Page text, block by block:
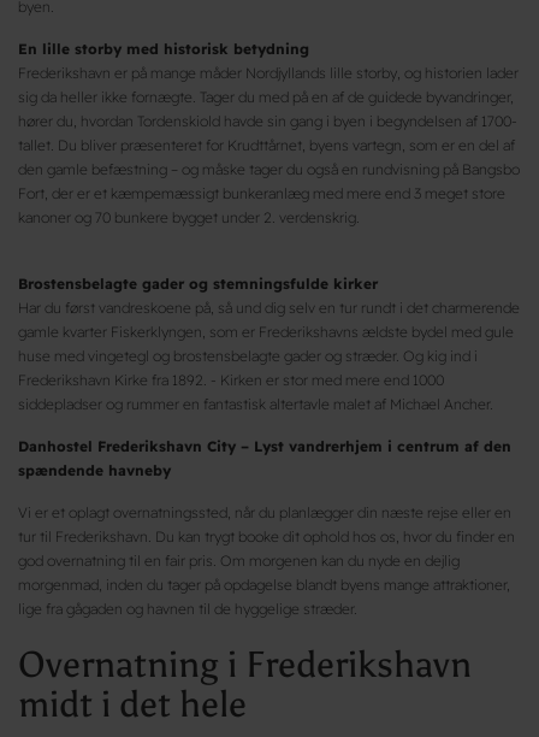
byen.
En lille storby med historisk betydning
Frederikshavn er på mange måder Nordjyllands lille storby, og historien lader
sig da heller ikke fornægte. Tager du med på en af de guidede byvandringer,
hører du, hvordan Tordenskiold havde sin gang i byen i begyndelsen af 1700-
tallet. Du bliver præsenteret for Krudttårnet, byens vartegn, som er en del af
den gamle befæstning – og måske tager du også en rundvisning på Bangsbo
Fort, der er et kæmpemæssigt bunkeranlæg med mere end 3 meget store
kanoner og 70 bunkere bygget under 2. verdenskrig.
Brostensbelagte gader og stemningsfulde kirker
Har du først vandreskoene på, så und dig selv en tur rundt i det charmerende
gamle kvarter Fiskerklyngen, som er Frederikshavns ældste bydel med gule
huse med vingetegl og brostensbelagte gader og stræder. Og kig ind i
Frederikshavn Kirke fra 1892. - Kirken er stor med mere end 1000
siddepladser og rummer en fantastisk altertavle malet af Michael Ancher.
Danhostel Frederikshavn City – Lyst vandrerhjem i centrum af den
spændende havneby
Vi er et oplagt overnatningssted, når du planlægger din næste rejse eller en
tur til Frederikshavn. Du kan trygt booke dit ophold hos os, hvor du finder en
god overnatning til en fair pris. Om morgenen kan du nyde en dejlig
morgenmad, inden du tager på opdagelse blandt byens mange attraktioner,
lige fra gågaden og havnen til de hyggelige stræder.
Overnatning i Frederikshavn
midt i det hele